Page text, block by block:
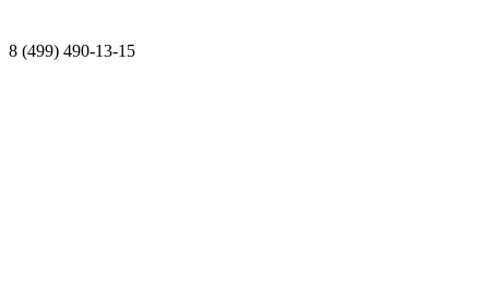
8 (499) 490-13-15